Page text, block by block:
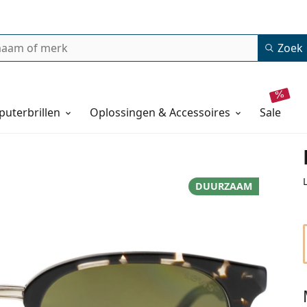
Zoek
Oplossingen & Accessoires sale
DUURZAAM